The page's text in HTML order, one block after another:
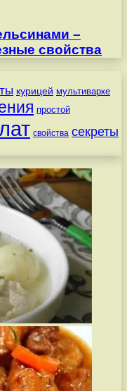
–
свойства
курицей мультиварке
простой
свойства секреты